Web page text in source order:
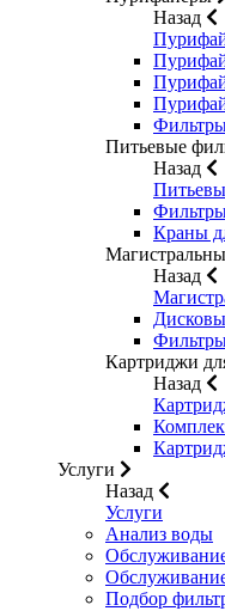
Назад
Питьевые
Назад
Краны
Назад
Картриджи
Назад
Услуги
Назад
Услуги
Анализ воды
Подбор